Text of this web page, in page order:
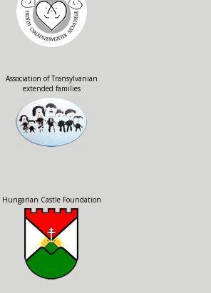
Association of Transylvanian
extended families
Hungarian Castle Foundation